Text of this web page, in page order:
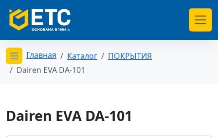
Открыть меню категорий
Главная Каталог
ПОКРЫТИЯ
Dairen EVA DA-101
Dairen EVA DA-101